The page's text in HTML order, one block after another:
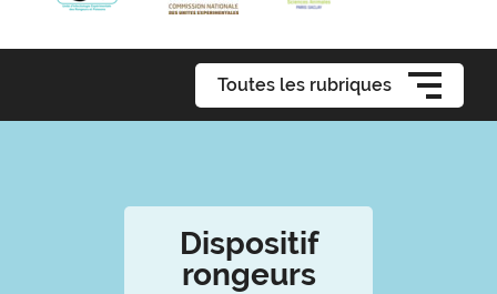
Toutes les rubriques
Dispositif
rongeurs